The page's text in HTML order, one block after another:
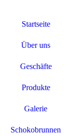
Startseite
Über uns
Geschäfte
Produkte
Galerie
Schokobrunnen